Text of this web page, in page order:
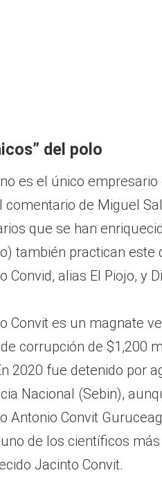
del polo
es el único
comentario de Miguel
que se han
también practican este
Convid, alias El Piojo, y
Convit es un magnate
corrupción de $1,200
2020 fue detenido por
Nacional (Sebin),
Antonio Convit
de los científicos
Jacinto Convit.